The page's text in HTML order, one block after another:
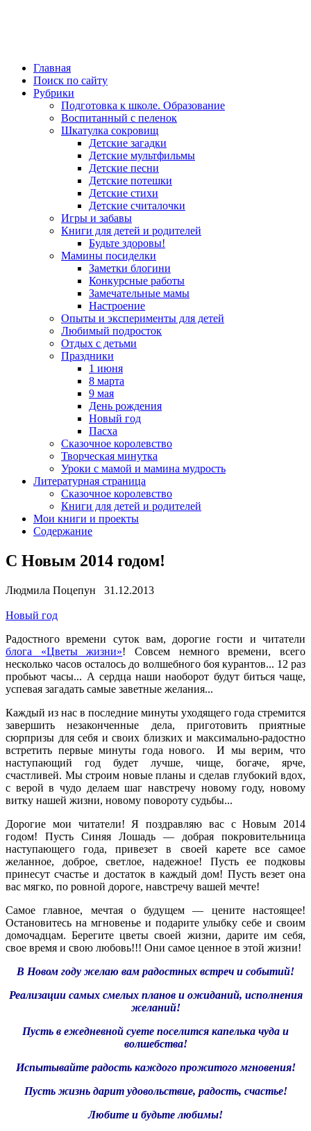
Главная
Поиск по сайту
Рубрики
Подготовка к школе. Образование
Воспитанный с пеленок
Шкатулка сокровищ
Детские загадки
Детские мультфильмы
Детские песни
Детские потешки
Детские стихи
Детские считалочки
Игры и забавы
Книги для детей и родителей
Будьте здоровы!
Мамины посиделки
Заметки блогини
Конкурсные работы
Замечательные мамы
Настроение
Опыты и эксперименты для детей
Любимый подросток
Отдых с детьми
Праздники
1 июня
8 марта
9 мая
День рождения
Новый год
Пасха
Сказочное королевство
Творческая минутка
Уроки с мамой и мамина мудрость
Литературная страница
Сказочное королевство
Книги для детей и родителей
Мои книги и проекты
Содержание
C Новым 2014 годом!
Людмила Поцепун 31.12.2013
Новый год
Радостного времени суток вам, дорогие гости и читатели
блога «Цветы жизни»! Совсем немного времени, всего
несколько часов осталось до волшебного боя курантов... 12 раз
пробьют часы... А сердца наши наоборот будут биться чаще,
успевая загадать самые заветные желания...
Каждый из нас в последние минуты уходящего года стремится
завершить незаконченные дела, приготовить приятные
сюрпризы для себя и своих близких и максимально-радостно
встретить первые минуты года нового. И мы верим, что
наступающий год будет лучше, чище, богаче, ярче,
счастливей. Мы строим новые планы и сделав глубокий вдох,
с верой в чудо делаем шаг навстречу новому году, новому
витку нашей жизни, новому повороту судьбы...
Дорогие мои читатели! Я поздравляю вас с Новым 2014
годом! Пусть Синяя Лошадь — добрая покровительница
наступающего года, привезет в своей карете все самое
желанное, доброе, светлое, надежное! Пусть ее подковы
принесут счастье и достаток в каждый дом! Пусть везет она
вас мягко, по ровной дороге, навстречу вашей мечте!
Самое главное, мечтая о будущем — цените настоящее!
Остановитесь на мгновенье и подарите улыбку себе и своим
домочадцам. Берегите цветы своей жизни, дарите им себя,
свое время и свою любовь!!! Они самое ценное в этой жизни!
В Новом году желаю вам радостных встреч и событий!
Реализации самых смелых планов и ожиданий, исполнения
желаний!
Пусть в ежедневной суете поселится капелька чуда и
волшебства!
Испытывайте радость каждого прожитого мгновения!
Пусть жизнь дарит удовольствие, радость, счастье!
Любите и будьте любимы!